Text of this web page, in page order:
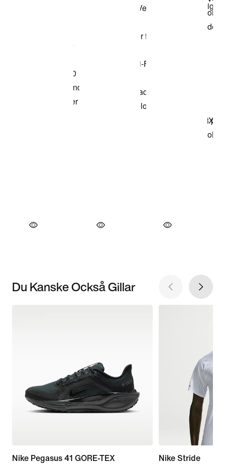
Du Kanske Också Gillar
Nike Pegasus 41 GORE-TEX
Nike Stride